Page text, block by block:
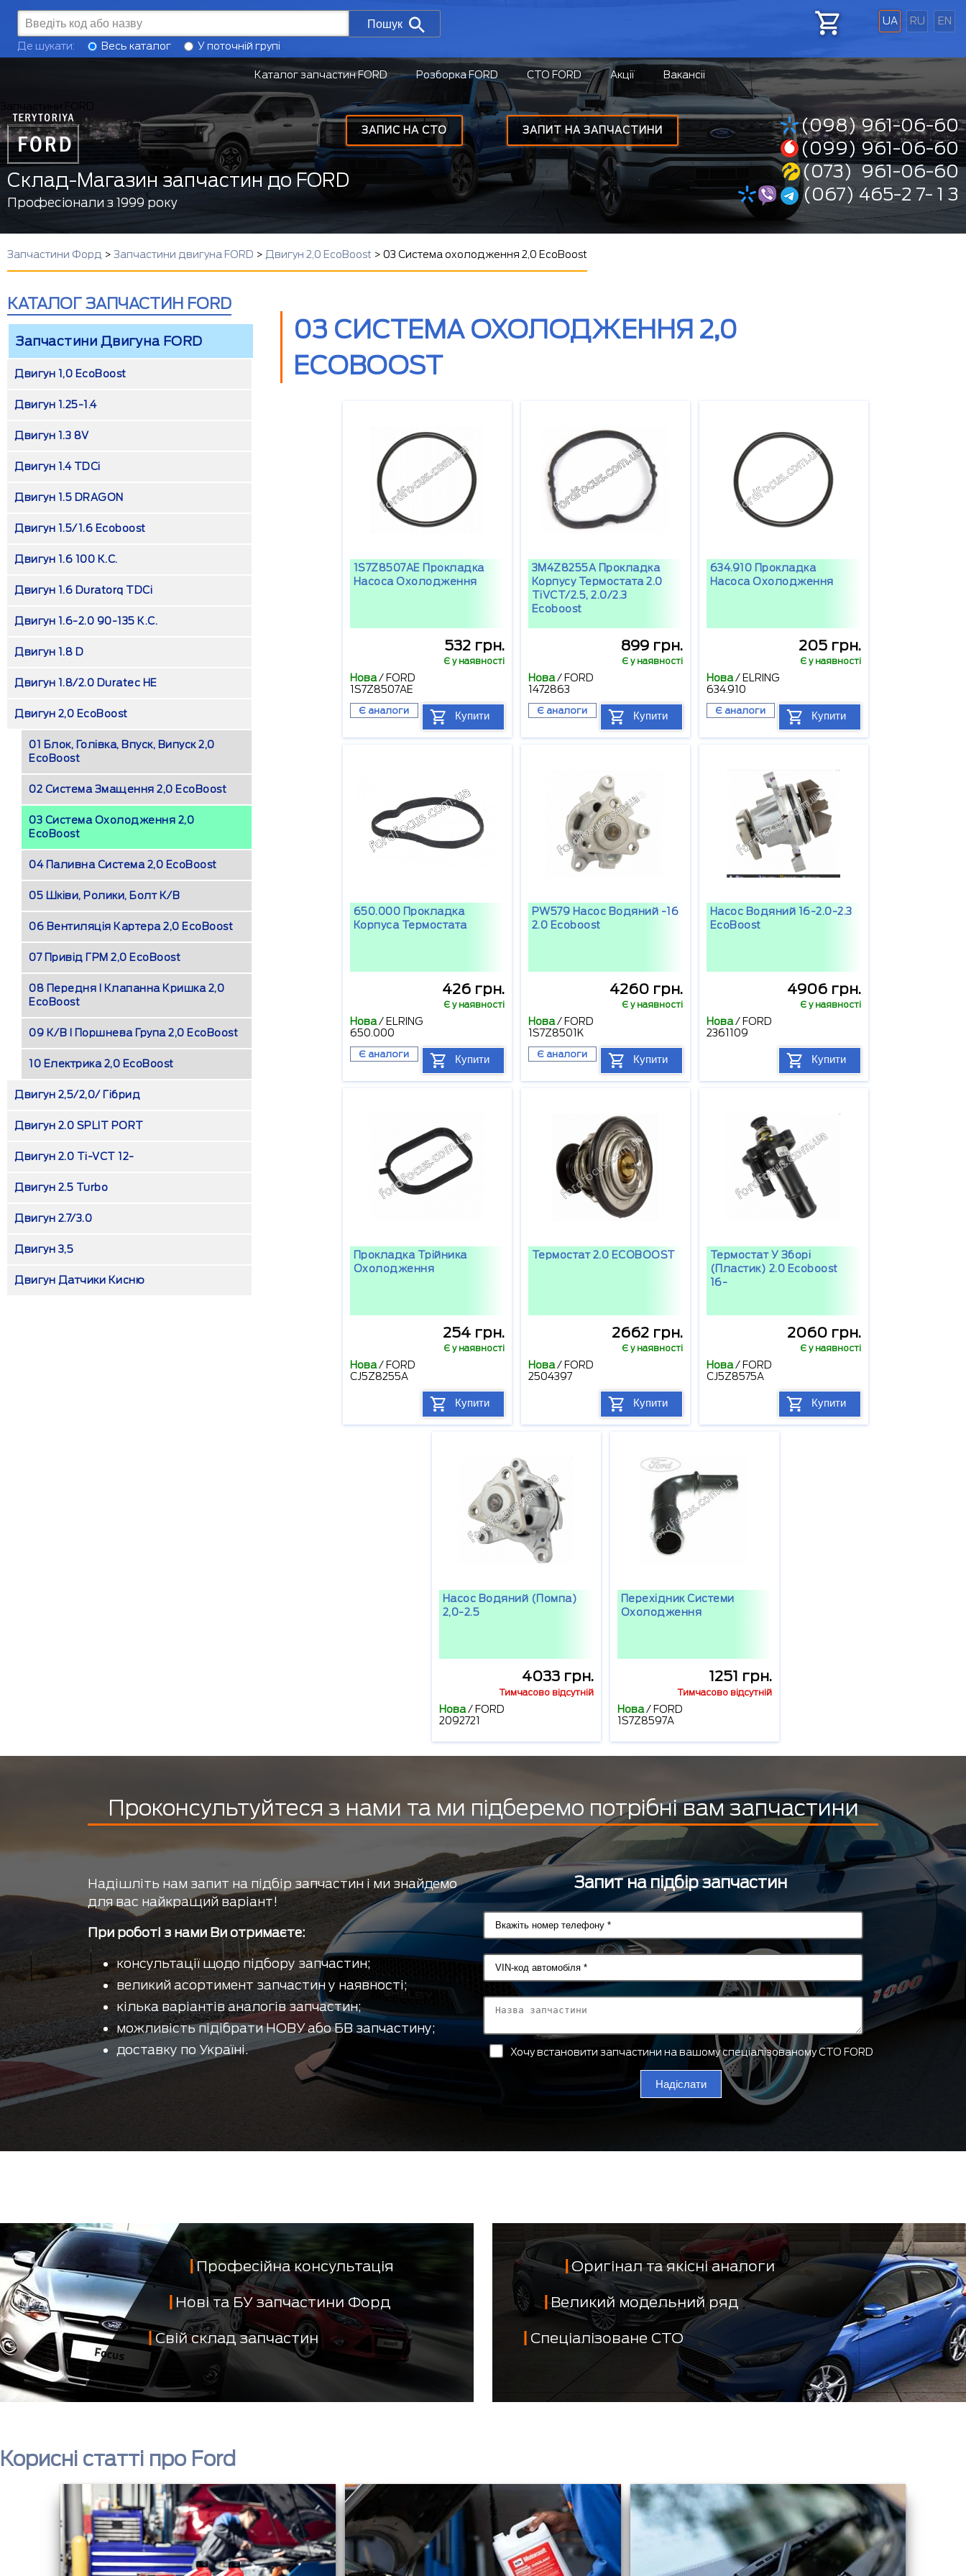
UA RU EN
ЗАПИТ НА ЗАПЧАСТИНИ
ЗАПИС НА СТО
Пошук
Де шукати: Весь каталог У поточній групі
Каталог запчастин FORD Розборка FORD СТО FORD Акції Вакансіі
Склад-Магазин запчастин до FORD
Професіонали з 1999 року
(098) 961-06-60
(099) 961-06-60
(073) 961-06-60
(067) 465-2 7- 1 3
Запчастини Форд > Запчастини двигуна FORD > Двигун 2,0 EcoBoost > 03 Система охолодження 2,0 EcoBoost
КАТАЛОГ ЗАПЧАСТИН FORD
Запчастини Двигуна FORD
Двигун 1,0 EcoBoost
Двигун 1.25-1.4
Двигун 1.3 8V
Двигун 1.4 TDCi
Двигун 1.5 DRAGON
Двигун 1.5/1.6 Ecoboost
Двигун 1.6 100 К.с.
Двигун 1.6 Duratorq TDCi
Двигун 1.6-2.0 90-135 К.с.
Двигун 1.8 D
Двигун 1.8/2.0 Duratec HE
Двигун 2,0 EcoBoost
01 Блок, Голівка, Впуск, Випуск 2,0
EcoBoost
02 Система Змащення 2,0 EcoBoost
03 Система Охолодження 2,0
EcoBoost
04 Паливна Система 2,0 EcoBoost
05 Шківи, Ролики, Болт К/в
06 Вентиляція Картера 2,0 EcoBoost
07 Привід ГРМ 2,0 EcoBoost
08 Передня І Клапанна Кришка 2,0
EcoBoost
09 К/В І Поршнева Група 2,0 EcoBoost
10 Електрика 2,0 EcoBoost
Двигун 2,5/2,0/ Гібрид
Двигун 2.0 SPLIT PORT
Двигун 2.0 Ti-VCT 12-
Двигун 2.5 Turbo
Двигун 2.7/3.0
Двигун 3,5
Двигун Датчики Кисню
03 СИСТЕМА ОХОЛОДЖЕННЯ 2,0
ECOBOOST
1S7Z8507AE Прокладка
Насоса Охолодження
532 грн.
Є у наявності
Нова/ FORD
1S7Z8507AE
Є аналоги Купити
3M4Z8255A Прокладка
Корпусу Термостата 2.0
TiVCT/2.5, 2.0/2.3
Ecoboost
899 грн.
Є у наявності
Нова/ FORD
1472863
Є аналоги Купити
634.910 Прокладка
Насоса Охолодження
205 грн.
Є у наявності
Нова/ ELRING
634.910
Є аналоги Купити
650.000 Прокладка
Корпуса Термостата
426 грн.
Є у наявності
Нова/ ELRING
650.000
Є аналоги Купити
PW579 Насос Водяний -16
2.0 Ecoboost
4260 грн.
Є у наявності
Нова/ FORD
1S7Z8501K
Є аналоги Купити
Насос Водяний 16-2.0-2.3
EcoBoost
4906 грн.
Є у наявності
Нова/ FORD
2361109
Купити
Прокладка Трійника
Охолодження
254 грн.
Є у наявності
Нова/ FORD
CJ5Z8255A
Купити
Термостат 2.0 ECOBOOST
2662 грн.
Є у наявності
Нова/ FORD
2504397
Купити
Термостат У Зборі
(пластик) 2.0 Ecoboost
16-
2060 грн.
Є у наявності
Нова/ FORD
CJ5Z8575A
Купити
Насос Водяний (помпа)
2,0-2.5
4033 грн.
Тимчасово відсутній
Нова/ FORD
2092721
Перехідник Системи
Охолодження
1251 грн.
Тимчасово відсутній
Нова/ FORD
1S7Z8597A
Проконсультуйтеся з нами та ми підберемо потрібні вам запчастини
Надішліть нам запит на підбір запчастин і ми знайдемо
для вас найкращий варіант!
При роботі з нами Ви отримаєте:
консультації щодо підбору запчастин;
великий асортимент запчастин у наявності;
кілька варіантів аналогів запчастин;
можливість підібрати НОВУ або БВ запчастину;
доставку по Україні.
Запит на підбір запчастин
Хочу встановити запчастини на вашому спеціалізованому СТО FORD
Надіслати
Професійна консультація
Нові та БУ запчастини Форд
Свій склад запчастин
Оригінал та якісні аналоги
Великий модельний ряд
Спеціалізоване СТО
Корисні статті про Ford